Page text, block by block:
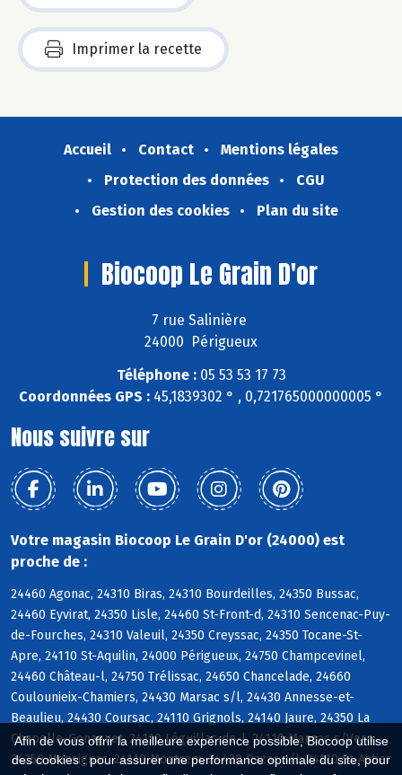
Afin de vous offrir la meilleure expérience possible, Biocoop utilise
des cookies : pour assurer une performance optimale du site, pour
Imprimer la recette
Accueil Contact
Mentions légales
Protection des données
CGU
Gestion des cookies
Plan du site
Biocoop Le Grain D'or
7 rue Salinière
24000 Périgueux
Téléphone :05 53 53 17 73
Coordonnées GPS : 45,1839302 ° , 0,721765000000005 °
Nous suivre sur
Votre magasin Biocoop Le Grain D'or (24000) est
proche de :
24460 Agonac, 24310 Biras, 24310 Bourdeilles, 24350 Bussac,
24460 Eyvirat, 24350 Lisle, 24460 St-Front-d, 24310 Sencenac-Puy-
de-Fourches, 24310 Valeuil, 24350 Creyssac, 24350 Tocane-St-
Apre, 24110 St-Aquilin, 24000 Périgueux, 24750 Champcevinel,
24460 Château-l, 24750 Trélissac, 24650 Chancelade, 24660
Coulounieix-Chamiers, 24430 Marsac s/l, 24430 Annesse-et-
Beaulieu, 24430 Coursac, 24110 Grignols, 24140 Jaure, 24350 La
Chapelle-Gonaguet, 24110 Léguillac-de-l, 24110 Manzac s/Vern,
24350 Mensignac, 24110 Montrem, 24430 Razac s/l, 24110 St-Astier